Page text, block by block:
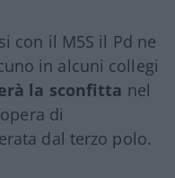
con il M5S il Pd ne
in alcuni collegi
la sconfitta nel
di
dal terzo polo.